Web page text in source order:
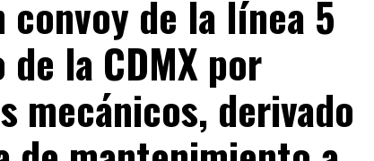
convoy de la línea 5
la CDMX por
mecánicos, derivado